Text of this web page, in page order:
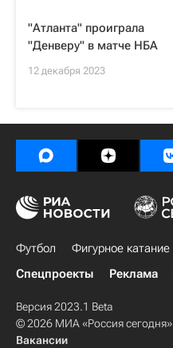
"Атланта" проиграла
"Денверу" в матче НБА
12 декабря 2023
Футбол Фигурное катание
Спецпроекты
Реклама
Версия 2023.1 Beta
© 2026 МИА «Россия сегодня»
Вакансии